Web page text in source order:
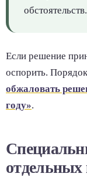
обстоятельств.
Если решение
оспорить.
обжаловать
году».
отдельных